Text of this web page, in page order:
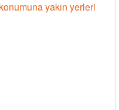
konumuna yakın yerleri